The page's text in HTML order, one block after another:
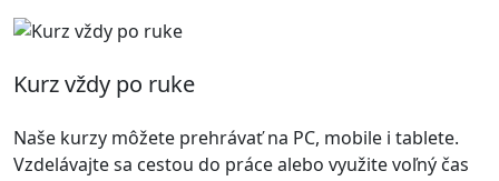
Kurz vždy po ruke
Naše kurzy môžete prehrávať na PC, mobile i tablete.
Vzdelávajte sa cestou do práce alebo využite voľný čas